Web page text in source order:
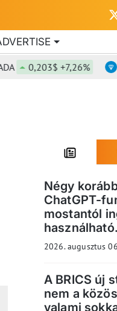
0,203$ +7,26% TON
Négy
ChatGPT-
mostantól
2026. augusztus
A BRICS új
nem a
valami